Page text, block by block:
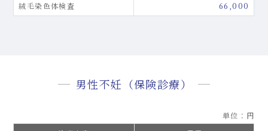
絨毛染色体検査
66,000
男性不妊（保険診療）
単位：円